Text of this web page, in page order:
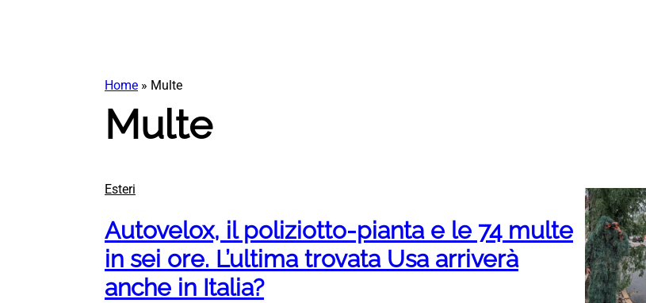
Home » Multe
Multe
Esteri
Autovelox, il poliziotto-pianta e le 74 multe
in sei ore. L’ultima trovata Usa arriverà
anche in Italia?